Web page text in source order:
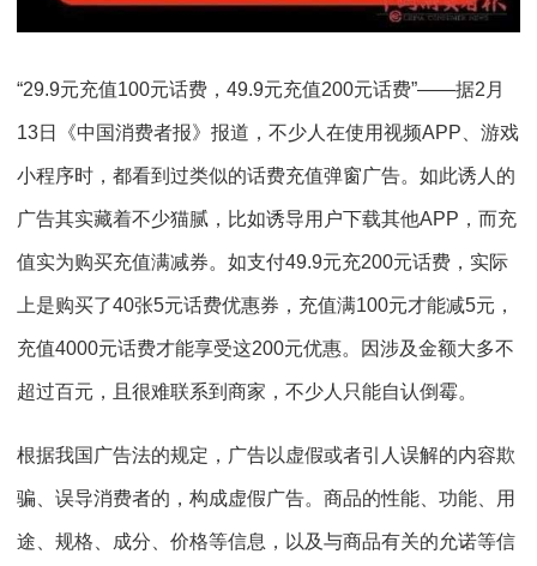
“29.9元充值100元话费，49.9元充值200元话费”——据2月
13日《中国消费者报》报道，不少人在使用视频APP、游戏
小程序时，都看到过类似的话费充值弹窗广告。如此诱人的
广告其实藏着不少猫腻，比如诱导用户下载其他APP，而充
值实为购买充值满减券。如支付49.9元充200元话费，实际
上是购买了40张5元话费优惠券，充值满100元才能减5元，
充值4000元话费才能享受这200元优惠。因涉及金额大多不
超过百元，且很难联系到商家，不少人只能自认倒霉。
根据我国广告法的规定，广告以虚假或者引人误解的内容欺
骗、误导消费者的，构成虚假广告。商品的性能、功能、用
途、规格、成分、价格等信息，以及与商品有关的允诺等信